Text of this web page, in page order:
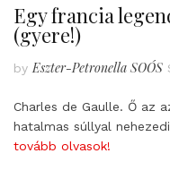
Egy francia
(gyere!)
by Eszter-Petronella SOÓS
Charles de Gaulle. Ő az
hatalmas súllyal
tovább olvasok!